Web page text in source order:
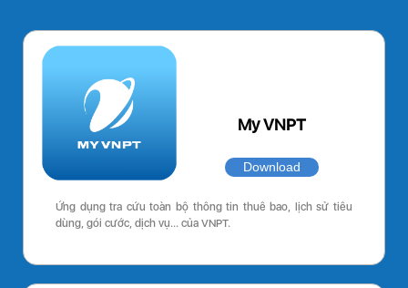
My VNPT
Download
Ứng dụng tra cứu toàn bộ thông tin thuê bao, lịch sử tiêu
dùng, gói cước, dịch vụ… của VNPT.